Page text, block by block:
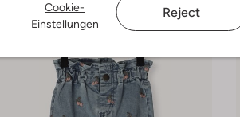
Cookie-
Einstellungen
Reject